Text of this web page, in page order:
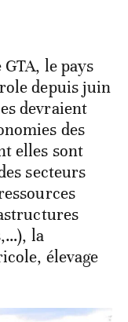
le pays
depuis juin
devraient
des
elles sont
secteurs
la
élevage